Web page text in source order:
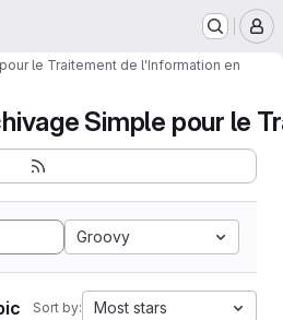
le Traitement de l'Information en
Simple pour le
Groovy
Sort by: Most stars